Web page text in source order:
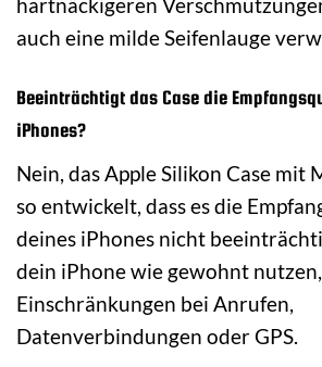
hartnäckigeren
auch eine milde Seifenlauge
Beeinträchtigt das Case die
iPhones?
Nein, das Apple Silikon Case mit
so entwickelt, dass es die
deines iPhones nicht
dein iPhone wie gewohnt
Einschränkungen bei Anrufen,
Datenverbindungen oder GPS.